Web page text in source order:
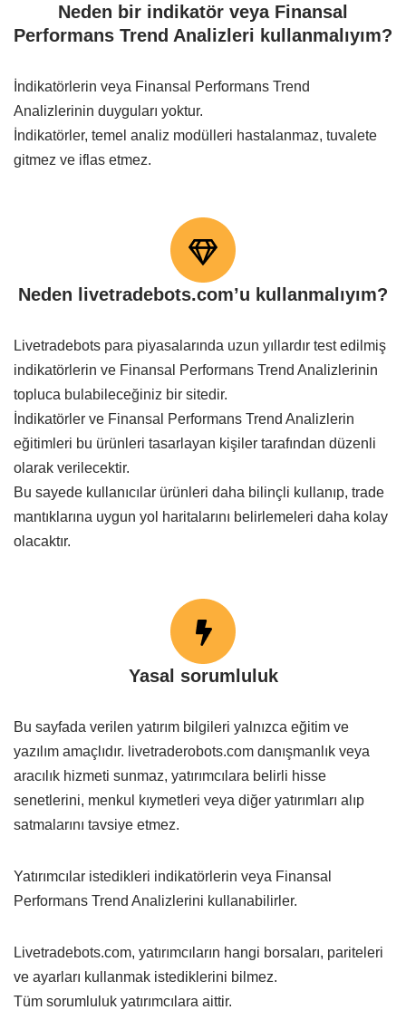
Neden bir indikatör veya Finansal
Performans Trend Analizleri kullanmalıyım?
İndikatörlerin veya Finansal Performans Trend
Analizlerinin duyguları yoktur.
İndikatörler, temel analiz modülleri hastalanmaz, tuvalete
gitmez ve iflas etmez.
Neden livetradebots.com’u kullanmalıyım?
Livetradebots para piyasalarında uzun yıllardır test edilmiş
indikatörlerin ve Finansal Performans Trend Analizlerinin
topluca bulabileceğiniz bir sitedir.
İndikatörler ve Finansal Performans Trend Analizlerin
eğitimleri bu ürünleri tasarlayan kişiler tarafından düzenli
olarak verilecektir.
Bu sayede kullanıcılar ürünleri daha bilinçli kullanıp, trade
mantıklarına uygun yol haritalarını belirlemeleri daha kolay
olacaktır.
Yasal sorumluluk
Bu sayfada verilen yatırım bilgileri yalnızca eğitim ve
yazılım amaçlıdır. livetraderobots.com danışmanlık veya
aracılık hizmeti sunmaz, yatırımcılara belirli hisse
senetlerini, menkul kıymetleri veya diğer yatırımları alıp
satmalarını tavsiye etmez.
Yatırımcılar istedikleri indikatörlerin veya Finansal
Performans Trend Analizlerini kullanabilirler.
Livetradebots.com, yatırımcıların hangi borsaları, pariteleri
ve ayarları kullanmak istediklerini bilmez.
Tüm sorumluluk yatırımcılara aittir.